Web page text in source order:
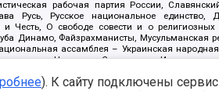
рабочая партия России,
Русь, Русское национальное единство,
О свободе совести и о
Динамо, Файзрахманисты,
ассамблея – Украинская
Народная Социальная
Фирма, Молодежная
). К сайту подключены